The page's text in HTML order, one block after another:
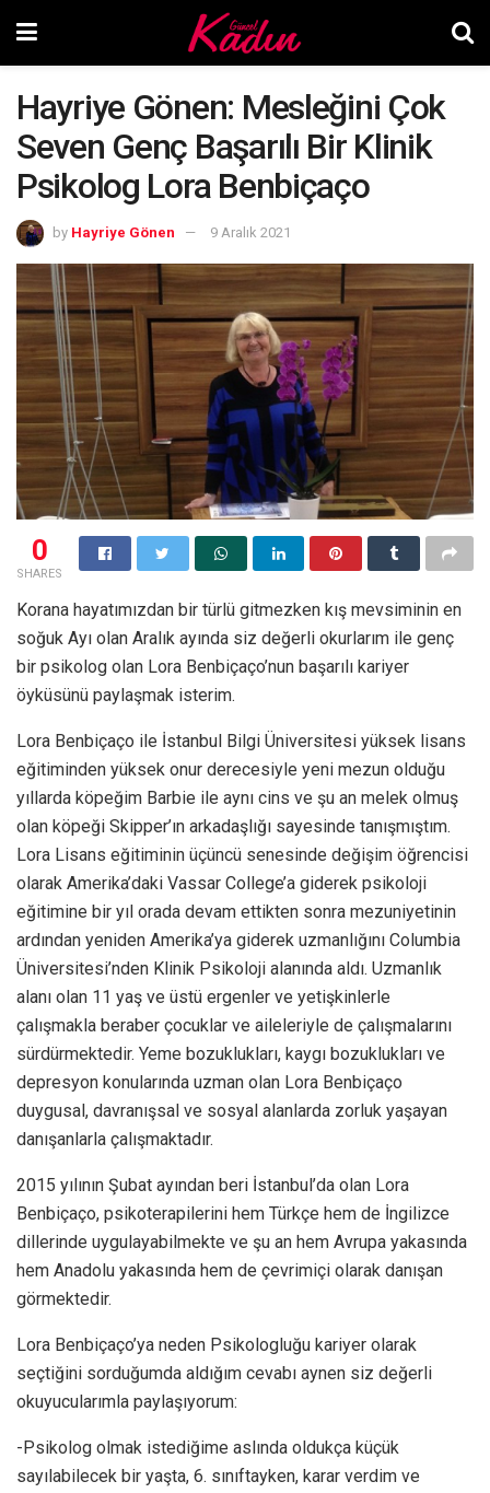
Hayriye Gönen: Mesleğini Çok
Seven Genç Başarılı Bir Klinik
Psikolog Lora Benbiçaço
by Hayriye Gönen 9 Aralık 2021
0
SHARES
Korana hayatımızdan bir türlü gitmezken kış mevsiminin en
soğuk Ayı olan Aralık ayında siz değerli okurlarım ile genç
bir psikolog olan Lora Benbiçaço’nun başarılı kariyer
öyküsünü paylaşmak isterim.
Lora Benbiçaço ile İstanbul Bilgi Üniversitesi yüksek lisans
eğitiminden yüksek onur derecesiyle yeni mezun olduğu
yıllarda köpeğim Barbie ile aynı cins ve şu an melek olmuş
olan köpeği Skipper’ın arkadaşlığı sayesinde tanışmıştım.
Lora Lisans eğitiminin üçüncü senesinde değişim öğrencisi
olarak Amerika’daki Vassar College’a giderek psikoloji
eğitimine bir yıl orada devam ettikten sonra mezuniyetinin
ardından yeniden Amerika’ya giderek uzmanlığını Columbia
Üniversitesi’nden Klinik Psikoloji alanında aldı. Uzmanlık
alanı olan 11 yaş ve üstü ergenler ve yetişkinlerle
çalışmakla beraber çocuklar ve aileleriyle de çalışmalarını
sürdürmektedir. Yeme bozuklukları, kaygı bozuklukları ve
depresyon konularında uzman olan Lora Benbiçaço
duygusal, davranışsal ve sosyal alanlarda zorluk yaşayan
danışanlarla çalışmaktadır.
2015 yılının Şubat ayından beri İstanbul’da olan Lora
Benbiçaço, psikoterapilerini hem Türkçe hem de İngilizce
dillerinde uygulayabilmekte ve şu an hem Avrupa yakasında
hem Anadolu yakasında hem de çevrimiçi olarak danışan
görmektedir.
Lora Benbiçaço’ya neden Psikologluğu kariyer olarak
seçtiğini sorduğumda aldığım cevabı aynen siz değerli
okuyucularımla paylaşıyorum:
-Psikolog olmak istediğime aslında oldukça küçük
sayılabilecek bir yaşta, 6. sınıftayken, karar verdim ve